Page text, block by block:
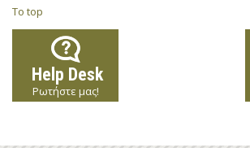
To top
Help Desk
Ρωτήστε μας!